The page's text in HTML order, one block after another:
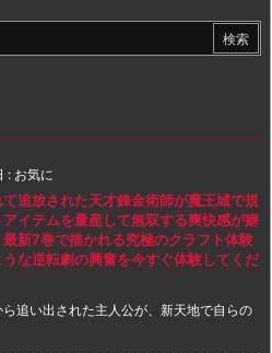
: お気に
追放された天才錬金術師が魔王城で規
イテムを量産して無双する爽快感が癖
新7巻で描かれる究極のクラフト体験
うな逆転劇の興奮を今すぐ体験してくだ
追い出された主人公が、新天地で自らの